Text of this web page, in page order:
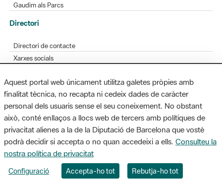
Gaudim als Parcs
Directori
Directori de contacte
Xarxes socials
Bústia de suggeriments
Opineu sobre els parcs
MAPA WEB AVÍS LEGAL ACCESSIBILITAT
Diputació de Barcelona. Edifici Llacuna, 1a planta. Badajoz, 49. 08005
Barcelona. Tel. 934 022 428 / xarxaparcs@diba.cat
Aquest portal web únicament utilitza galetes pròpies amb
finalitat tècnica, no recapta ni cedeix dades de caràcter
personal dels usuaris sense el seu coneixement. No obstant
això, conté enllaços a llocs web de tercers amb polítiques de
privacitat alienes a la de la Diputació de Barcelona que vostè
podrà decidir si accepta o no quan accedeixi a ells. Consulteu la
nostra política de privacitat
Configuració Accepta-ho tot Rebutja-ho tot